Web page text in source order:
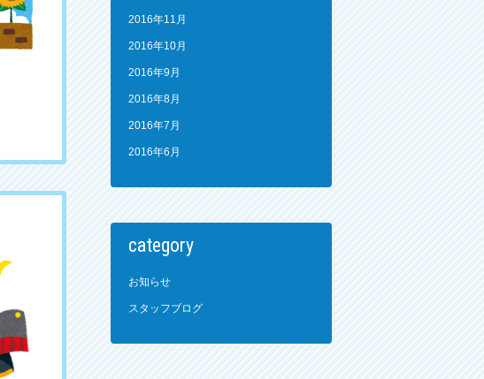
2016年11月
2016年10月
2016年9月
2016年8月
2016年7月
2016年6月
category
お知らせ
スタッフブログ